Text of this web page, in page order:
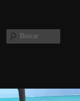
Buscar